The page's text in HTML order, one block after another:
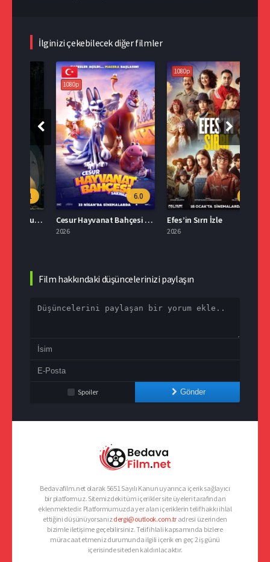
İlginizi çekebilecek diğer filmler
6.0
Cesur Hayvanat Bahçesi Sakinleri Full İzle
1080p
4.9
Efes’in Sırrı İzle
Film hakkındaki düşüncelerinizi paylaşın
Spoiler Gönder
Bedavafilm.net olarak 5651 Sayılı Kanun uyarınca içerik sağlayıcı
bir platformuz. Sitemizdeki tüm içerikler site üyeleri tarafından
eklenmektedir. Platformumuzda yer alan içeriklerin telif hakkı ihlal
ettiğini düşünüyorsanızdergi@outlook.com.tr adresi üzerinden
bizimle iletişime geçebilirsiniz. Telif ihlali kapsamında bizlere
müracaat etmeniz durumunda ilgili içerik en geç 2 iş günü
içerisinde siteden kaldırılacaktır.